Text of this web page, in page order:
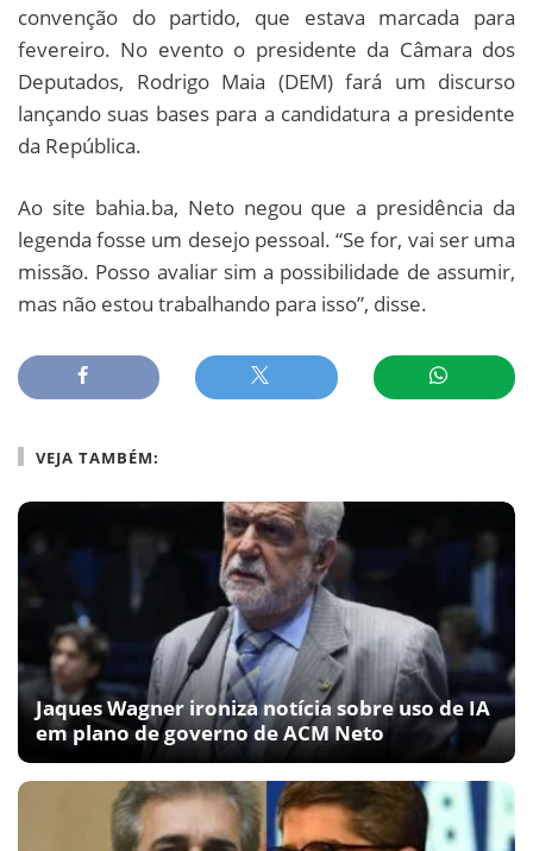
convenção do partido, que estava marcada para
fevereiro. No evento o presidente da Câmara dos
Deputados, Rodrigo Maia (DEM) fará um discurso
lançando suas bases para a candidatura a presidente
da República.
Ao site bahia.ba, Neto negou que a presidência da
legenda fosse um desejo pessoal. “Se for, vai ser uma
missão. Posso avaliar sim a possibilidade de assumir,
mas não estou trabalhando para isso”, disse.
VEJA TAMBÉM:
Jaques Wagner ironiza notícia sobre uso de IA
em plano de governo de ACM Neto